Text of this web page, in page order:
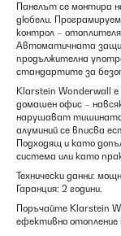
Панелът се монтира
дюбели.
контрол –
Автоматичната
продължителна
стандартите за
Klarstein Wonderwall е
домашен офис –
нарушават
алуминий се вписва
Подходящ и като
система или като
Технически данни:
Гаранция: 2 години.
Поръчайте Klarstein
ефективно отопление